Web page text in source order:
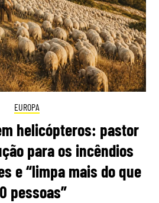
EUROPA
helicópteros: pastor
para os incêndios
e “limpa mais do que
pessoas”